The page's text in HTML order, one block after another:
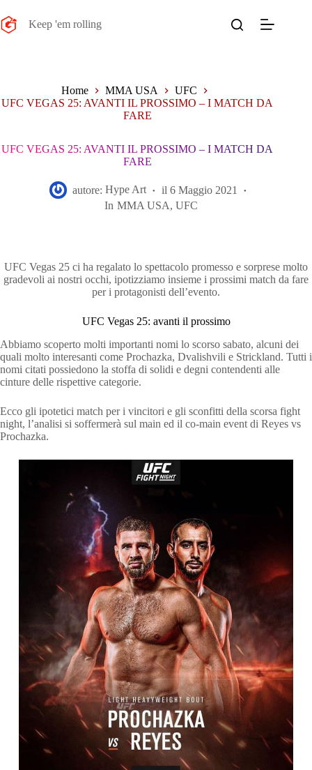
al
contenuto
Keep 'em rolling
Home MMA USA
UFC
UFC VEGAS 25: AVANTI IL PROSSIMO – I MATCH DA
FARE
UFC VEGAS 25: AVANTI IL PROSSIMO – I MATCH DA
FARE
autore: Hype Art il 6 Maggio 2021
In MMA USA, UFC
UFC Vegas 25 ci ha regalato lo spettacolo promesso e sorprese molto
gradevoli ai nostri occhi, ipotizziamo insieme i prossimi match da fare
per i protagonisti dell’evento.
UFC Vegas 25: avanti il prossimo
Abbiamo scoperto molti importanti nomi lo scorso sabato, alcuni dei
quali molto interesanti come Prochazka, Dvalishvili e Strickland. Tutti i
nomi citati possiedono la stoffa di solidi e degni contendenti alle
cinture delle rispettive categorie.
Ecco gli ipotetici match per i vincitori e gli sconfitti della scorsa fight
night, l’analisi si soffermerà sul main ed il co-main event di Reyes vs
Prochazka.